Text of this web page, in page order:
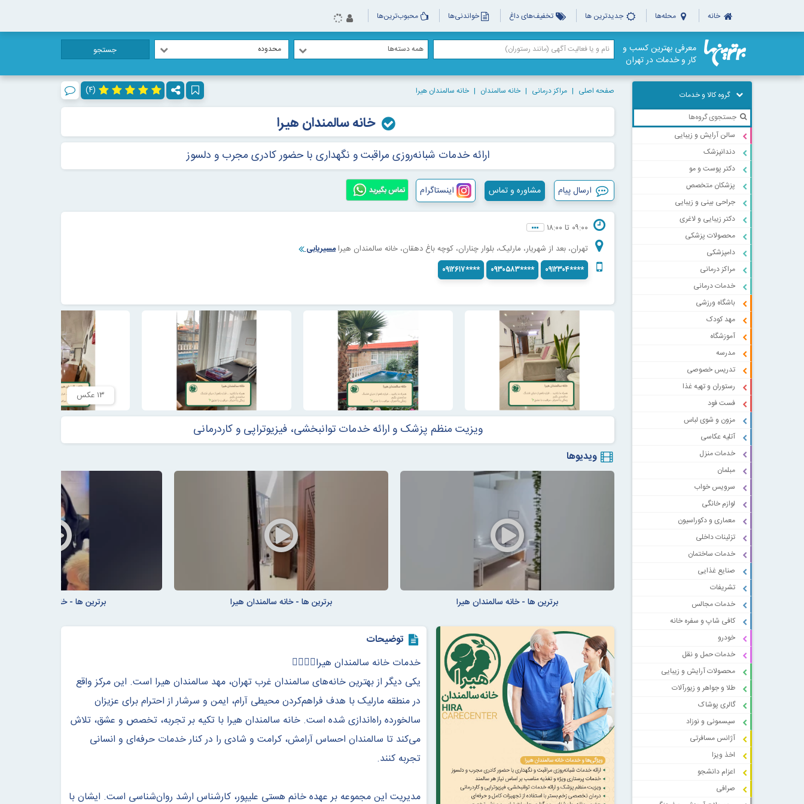
خانه محله‌ها جدیدترین ها تخفیف‌های داغ خواندنی‌ها محبوب‌ترین‌ها
معرفی بهترین کسب و
کار و خدمات در تهران
همه دسته‌ها محدوده جستجو
گروه کالا و خدمات
سالن آرایش و زیبایی
دندانپزشک
دکتر پوست و مو
پزشکان متخصص
جراحی بینی و زیبایی
دکتر زیبایی و لاغری
محصولات پزشکی
دامپزشکی
مراکز درمانی
خدمات درمانی
باشگاه ورزشی
مهد کودک
آموزشگاه
مدرسه
تدریس خصوصی
رستوران و تهیه غذا
فست فود
مزون و شوی لباس
آتلیه عکاسی
خدمات منزل
مبلمان
سرویس خواب
لوازم خانگی
معماری و دکوراسیون
تزئینات داخلی
خدمات ساختمان
صنایع غذایی
تشریفات
خدمات مجالس
کافی شاپ و سفره خانه
خودرو
خدمات حمل و نقل
محصولات آرایش و زیبایی
طلا و جواهر و زیورآلات
گالری پوشاک
سیسمونی و نوزاد
آژانس مسافرتی
اخذ ویزا
اعزام دانشجو
صرافی
صفحه اصلی مراکز درمانی خانه سالمندان خانه سالمندان هیرا (۴)
خانه سالمندان هیرا
ارائه خدمات شبانه‌روزی مراقبت و نگهداری با حضور کادری مجرب و دلسوز
ارسال پیام مشاوره و تماس اینستاگرام تماس بگیرید
۰۹:۰۰ تا ۱۸:۰۰
تهران، بعد از شهریار، مارلیک، بلوار چناران، کوچه باغ دهقان، خانه سالمندان هیرامسیریابی
۰۹۱۲۳۰۴****
۰۹۳۰۵۸۳**** ۰۹۱۲۶۱۷****
۱۳ عکس
ویزیت منظم پزشک و ارائه خدمات توانبخشی، فیزیوتراپی و کاردرمانی
ویدیوها
برترین ها - خانه سالمندان هیرا برترین ها - خانه سالمندان هیرا برترین ها - خانه سالمندان هیرا
توضیحات
خدمات خانه سالمندان هیرا👇🏻👇🏻
یکی دیگر از بهترین خانه‌های سالمندان غرب تهران، مهد سالمندان هیرا است. این مرکز واقع
در منطقه مارلیک با هدف فراهم‌کردن محیطی آرام، ایمن و سرشار از احترام برای عزیزان
سالخورده راه‌اندازی شده است. خانه سالمندان هیرا با تکیه بر تجربه، تخصص و عشق، تلاش
می‌کند تا سالمندان احساس آرامش، کرامت و شادی را در کنار خدمات حرفه‌ای و انسانی
تجربه کنند.
مدیریت این مجموعه بر عهده خانم هستی علیپور، کارشناس ارشد روان‌شناسی است. ایشان با